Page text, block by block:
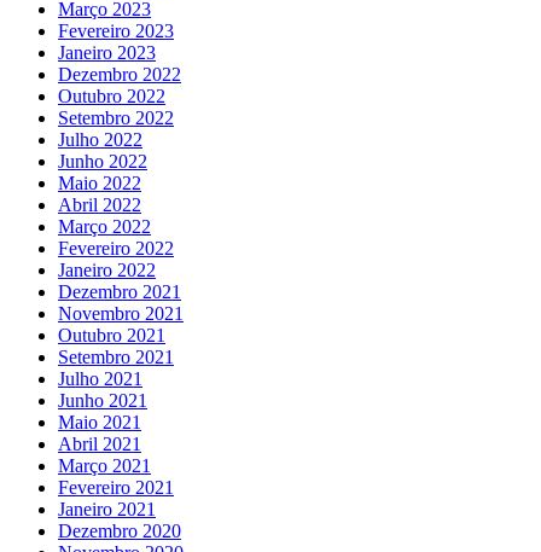
Março 2023
Fevereiro 2023
Janeiro 2023
Dezembro 2022
Outubro 2022
Setembro 2022
Julho 2022
Junho 2022
Maio 2022
Abril 2022
Março 2022
Fevereiro 2022
Janeiro 2022
Dezembro 2021
Novembro 2021
Outubro 2021
Setembro 2021
Julho 2021
Junho 2021
Maio 2021
Abril 2021
Março 2021
Fevereiro 2021
Janeiro 2021
Dezembro 2020